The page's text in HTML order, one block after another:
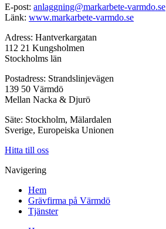
E-post: anlaggning@markarbete-varmdo.se
Länk: www.markarbete-varmdo.se
Adress: Hantverkargatan
112 21 Kungsholmen
Stockholms län
Postadress: Strandslinjevägen
139 50 Värmdö
Mellan Nacka & Djurö
Säte: Stockholm, Mälardalen
Sverige, Europeiska Unionen
Hitta till oss
Navigering
Hem
Grävfirma på Värmdö
Tjänster